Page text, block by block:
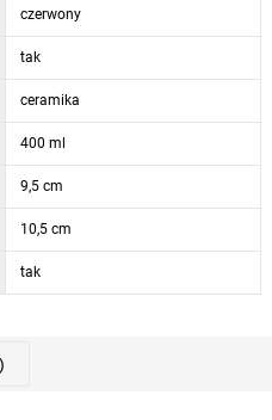
czerwony
tak
ceramika
400 ml
9,5 cm
10,5 cm
tak